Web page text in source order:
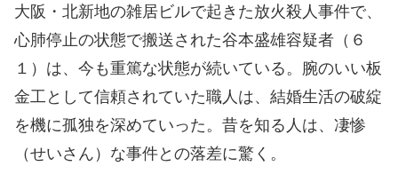
大阪・北新地の雑居ビルで起きた放火殺人事件で、
心肺停止の状態で搬送された谷本盛雄容疑者（６
１）は、今も重篤な状態が続いている。腕のいい板
金工として信頼されていた職人は、結婚生活の破綻
を機に孤独を深めていった。昔を知る人は、凄惨
（せいさん）な事件との落差に驚く。